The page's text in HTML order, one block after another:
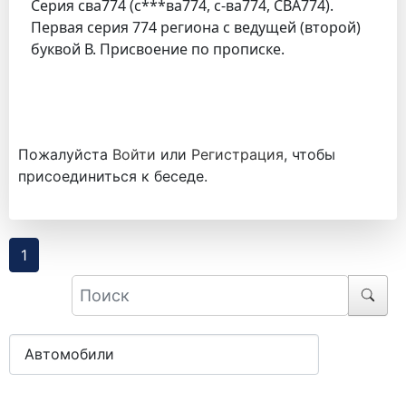
Серия сва774 (с***ва774, с-ва774, СВА774).
Первая серия 774 региона с ведущей (второй)
буквой В. Присвоение по прописке.
Пожалуйста Войти или Регистрация, чтобы
присоединиться к беседе.
1